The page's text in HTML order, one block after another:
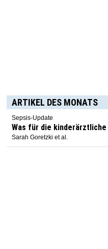
ARTIKEL DES MONATS
Sepsis-Update
Was für die
Sarah Goretzki et al.